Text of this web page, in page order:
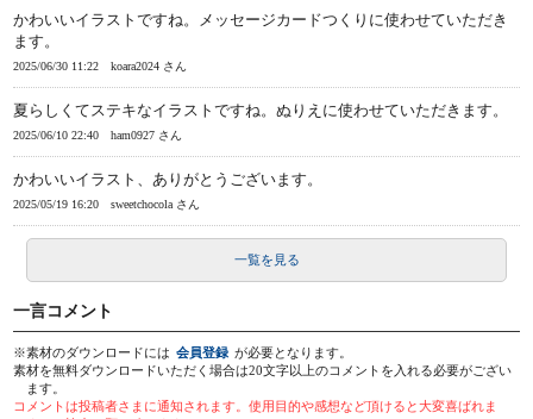
かわいいイラストですね。メッセージカードつくりに使わせていただき
ます。
2025/06/30 11:22 koara2024 さん
夏らしくてステキなイラストですね。ぬりえに使わせていただきます。
2025/06/10 22:40 ham0927 さん
かわいいイラスト、ありがとうございます。
2025/05/19 16:20 sweetchocola さん
一覧を見る
一言コメント
※素材のダウンロードには 会員登録 が必要となります。
素材を無料ダウンロードいただく場合は20文字以上のコメントを入れる必要がござい
ます。
コメントは投稿者さまに通知されます。使用目的や感想など頂けると大変喜ばれま